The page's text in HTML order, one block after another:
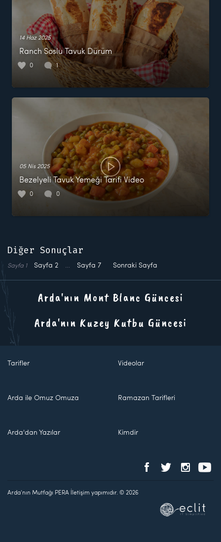
14 Haz 2025
Ranch Soslu Tavuk Dürüm
0 1
05 Nis 2025
Bezelyeli Tavuk Yemeği Tarifi Video
0 0
Diğer Sonuçlar
Sayfa 1 Sayfa 2 … Sayfa 7 Sonraki Sayfa
Arda'nın Mont Blanc Güncesi
Arda'nın Kuzey Kutbu Güncesi
Tarifler Videolar
Arda ile Omuz Omuza Ramazan Tarifleri
Arda'dan Yazılar Kimdir
Arda'nın Mutfağı PERA İletişim yapımıdır. © 2026